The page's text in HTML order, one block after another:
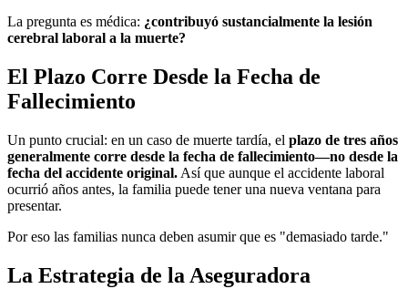
La pregunta es médica: ¿contribuyó sustancialmente la lesión
cerebral laboral a la muerte?
El Plazo Corre Desde la Fecha de
Fallecimiento
Un punto crucial: en un caso de muerte tardía, el plazo de tres años
generalmente corre desde la fecha de fallecimiento—no desde la
fecha del accidente original. Así que aunque el accidente laboral
ocurrió años antes, la familia puede tener una nueva ventana para
presentar.
Por eso las familias nunca deben asumir que es "demasiado tarde."
La Estrategia de la Aseguradora